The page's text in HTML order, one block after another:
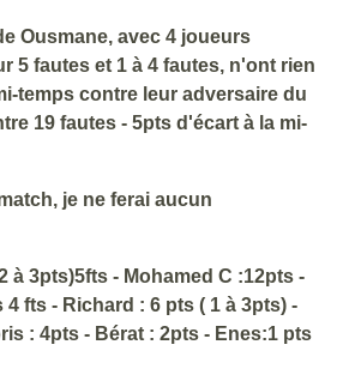
Ousmane, avec 4 joueurs
5 fautes et 1 à 4 fautes, n'ont rien
temps contre leur adversaire du
19 fautes - 5pts d'écart à la mi-
je ne ferai aucun
à 3pts)5fts - Mohamed C :12pts -
fts - Richard : 6 pts ( 1 à 3pts) -
: 4pts - Bérat : 2pts - Enes:1 pts